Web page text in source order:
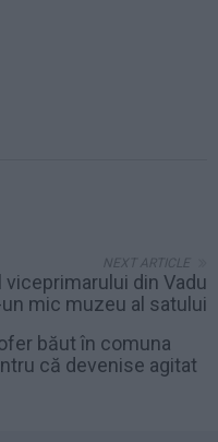
NEXT ARTICLE
viceprimarului din Vadu
mic muzeu al satului
băut în comuna
că devenise agitat